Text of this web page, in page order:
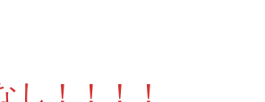
し！！！！